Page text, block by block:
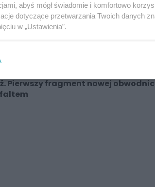
Pierwszy fragment nowej
abyś mógł świadomie i komfortowo
dotyczące przetwarzania Twoich danych
w „Ustawienia”.